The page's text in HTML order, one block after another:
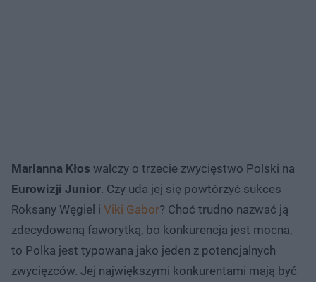
Marianna Kłos walczy o trzecie zwycięstwo Polski na
Eurowizji Junior. Czy uda jej się powtórzyć sukces
Roksany Węgiel i Viki Gabor? Choć trudno nazwać ją
zdecydowaną faworytką, bo konkurencja jest mocna,
to Polka jest typowana jako jeden z potencjalnych
zwycięzców. Jej największymi konkurentami mają być